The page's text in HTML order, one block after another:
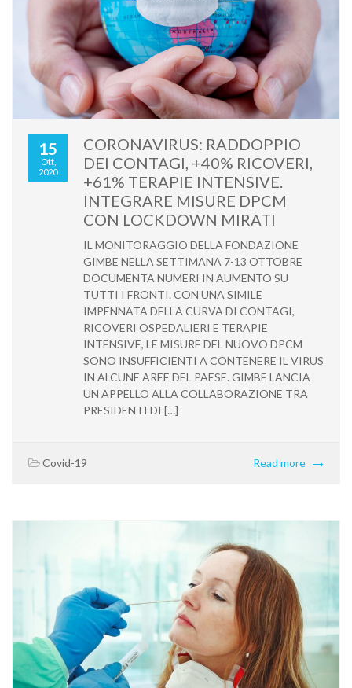
15
Ott,
2020
CORONAVIRUS: RADDOPPIO
DEI CONTAGI, +40% RICOVERI,
+61% TERAPIE INTENSIVE.
INTEGRARE MISURE DPCM
CON LOCKDOWN MIRATI
IL MONITORAGGIO DELLA FONDAZIONE
GIMBE NELLA SETTIMANA 7-13 OTTOBRE
DOCUMENTA NUMERI IN AUMENTO SU
TUTTI I FRONTI. CON UNA SIMILE
IMPENNATA DELLA CURVA DI CONTAGI,
RICOVERI OSPEDALIERI E TERAPIE
INTENSIVE, LE MISURE DEL NUOVO DPCM
SONO INSUFFICIENTI A CONTENERE IL VIRUS
IN ALCUNE AREE DEL PAESE. GIMBE LANCIA
UN APPELLO ALLA COLLABORAZIONE TRA
PRESIDENTI DI […]
Covid-19 Read more